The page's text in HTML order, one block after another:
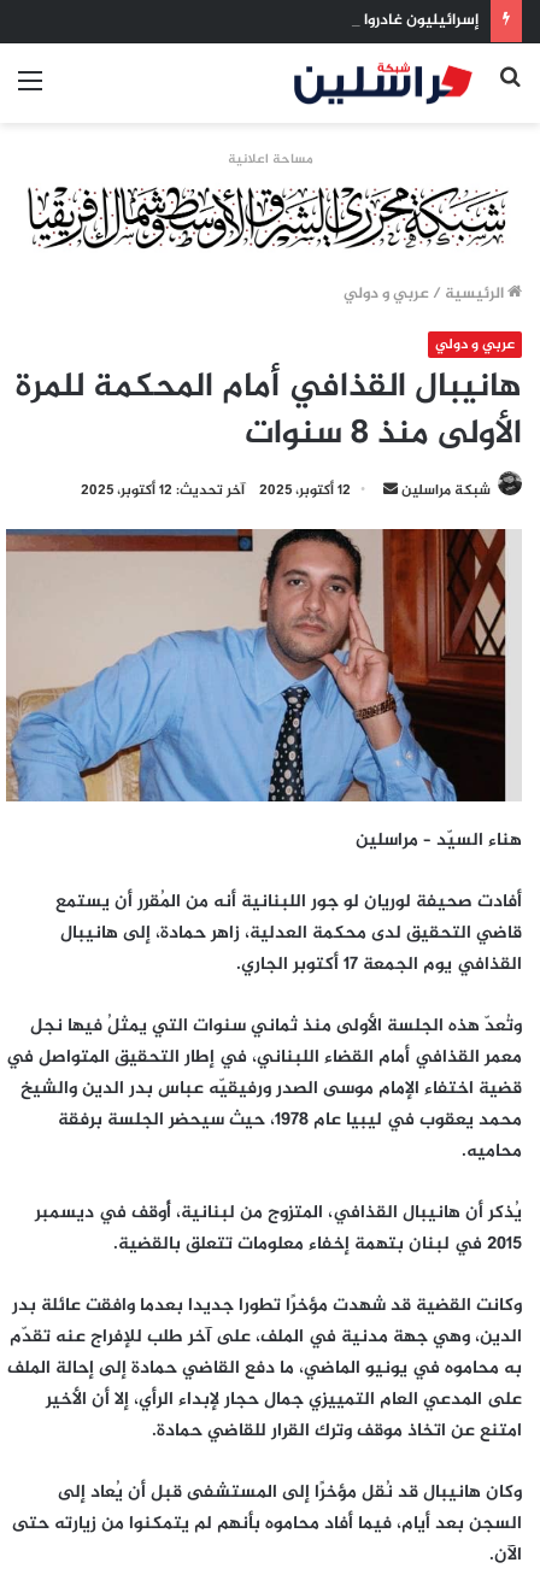
إسرائيليون غادروا بلا رجعة: اخترنا الهجرة لنعيش بلا خوف
بحث
مساحة اعلانية
الرئيسية /عربي و دولي
عربي و دولي
هانيبال القذافي أمام المحكمة للمرة
الأولى منذ 8 سنوات
شبكة مراسلين
أرسل
إلكترونيا
12 أكتوبر، 2025 آخر تحديث: 12 أكتوبر، 2025
هناء السيّد – مراسلين
أفادت صحيفة لوريان لو جور اللبنانية أنه من المُقرر أن يستمع
قاضي التحقيق لدى محكمة العدلية، زاهر حمادة، إلى هانيبال
القذافي يوم الجمعة 17 أكتوبر الجاري.
وتُعدّ هذه الجلسة الأولى منذ ثماني سنوات التي يمثلُ فيها نجل
معمر القذافي أمام القضاء اللبناني، في إطار التحقيق المتواصل في
قضية اختفاء الإمام موسى الصدر ورفيقيّه عباس بدر الدين والشيخ
محمد يعقوب في ليبيا عام 1978، حيث سيحضر الجلسة برفقة
محاميه.
يُذكر أن هانيبال القذافي، المتزوج من لبنانية، أُوقف في ديسمبر
2015 في لبنان بتهمة إخفاء معلومات تتعلق بالقضية.
وكانت القضية قد شهدت مؤخرًا تطورا جديدا بعدما وافقت عائلة بدر
الدين، وهي جهة مدنية في الملف، على آخر طلب للإفراج عنه تقدّم
به محاموه في يونيو الماضي، ما دفع القاضي حمادة إلى إحالة الملف
على المدعي العام التمييزي جمال حجار لإبداء الرأي، إلا أن الأخير
امتنع عن اتخاذ موقف وترك القرار للقاضي حمادة.
وكان هانيبال قد نُقل مؤخرًا إلى المستشفى قبل أن يُعاد إلى
السجن بعد أيام، فيما أفاد محاموه بأنهم لم يتمكنوا من زيارته حتى
الآن.